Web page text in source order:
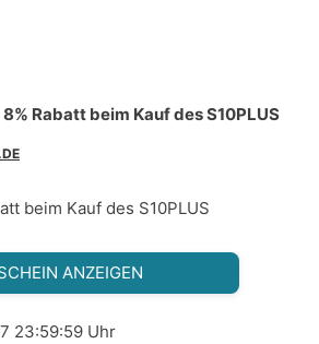
Rabatt beim Kauf des S10PLUS
beim Kauf des S10PLUS
ANZEIGEN
23:59:59 Uhr